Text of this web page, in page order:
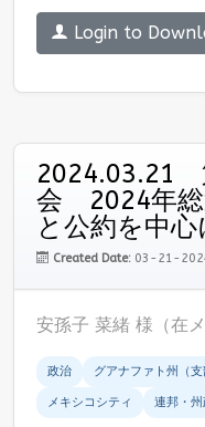
Login to
2024.03.21
会 2024年
と公約を中心
Created Date: 03-21-
安孫子 菜緒 様（在
政治 グアナファト州（支
メキシコシティ 連邦・